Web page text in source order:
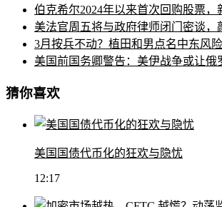
伯克希尔2024年以来首次回购股票，
美法官周五将与政府律师闭门密谈，
3月按兵不动？植田和男点名中东风
美国前国务卿警告：美伊战争或让俄
猜你喜欢
美国国债代币化的狂欢与隐忧
12:17